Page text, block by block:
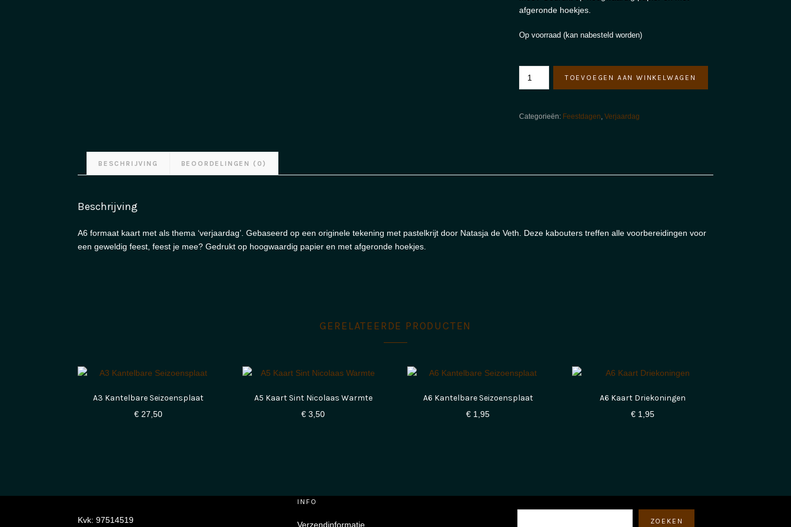
afgeronde hoekjes.
Op voorraad (kan nabesteld worden)
Verjaardag'
TOEVOEGEN AAN WINKELWAGEN
Categorieën: Feestdagen, Verjaardag
BESCHRIJVING BEOORDELINGEN (0)
Beschrijving
A6 formaat kaart met als thema ‘verjaardag’. Gebaseerd op een originele tekening met pastelkrijt door Natasja de Veth. Deze kabouters treffen alle voorbereidingen voor
een geweldig feest, feest je mee? Gedrukt op hoogwaardig papier en met afgeronde hoekjes.
GERELATEERDE PRODUCTEN
A3 Kantelbare Seizoensplaat
€ 27,50
A5 Kaart Sint Nicolaas Warmte
€ 3,50
A6 Kantelbare Seizoensplaat
€ 1,95
A6 Kaart Driekoningen
€ 1,95
Kvk: 97514519
INFO
Verzendinformatie ZOEKEN